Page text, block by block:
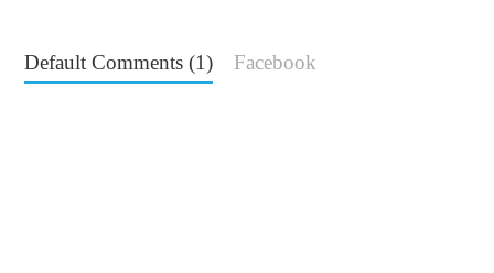
Default Comments (1) Facebook